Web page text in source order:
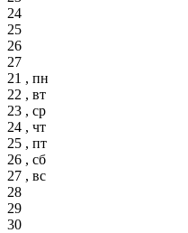
24
25
26
27
21 , пн
22 , вт
23 , ср
24 , чт
25 , пт
26 , сб
27 , вс
28
29
30